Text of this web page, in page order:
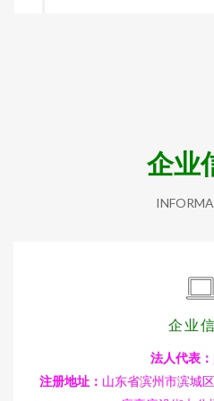
企业
企业
法人代表：
注册地址： 山东省滨州市滨城